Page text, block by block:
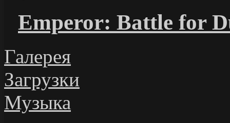
Emperor: Battle for
Галерея
Загрузки
Музыка